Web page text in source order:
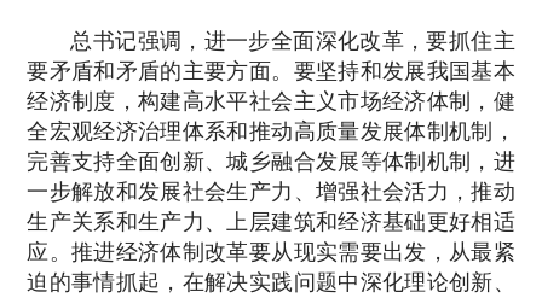
总书记强调，进一步全面深化改革，要抓住主
要矛盾和矛盾的主要方面。要坚持和发展我国基本
经济制度，构建高水平社会主义市场经济体制，健
全宏观经济治理体系和推动高质量发展体制机制，
完善支持全面创新、城乡融合发展等体制机制，进
一步解放和发展社会生产力、增强社会活力，推动
生产关系和生产力、上层建筑和经济基础更好相适
应。推进经济体制改革要从现实需要出发，从最紧
迫的事情抓起，在解决实践问题中深化理论创新、